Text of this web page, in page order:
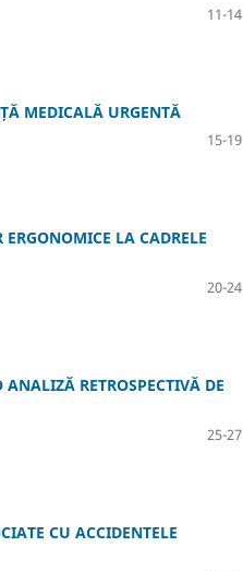
11-14
MEDICALĂ URGENTĂ
15-19
LA CADRELE
20-24
RETROSPECTIVĂ DE
25-27
CU ACCIDENTELE